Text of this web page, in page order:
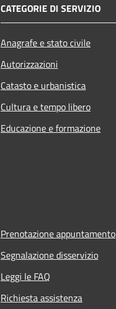
CATEGORIE DI SERVIZIO
Anagrafe e stato civile
Autorizzazioni
Catasto e urbanistica
Cultura e tempo libero
Educazione e formazione
Prenotazione appuntamento
Segnalazione disservizio
Leggi le FAQ
Richiesta assistenza